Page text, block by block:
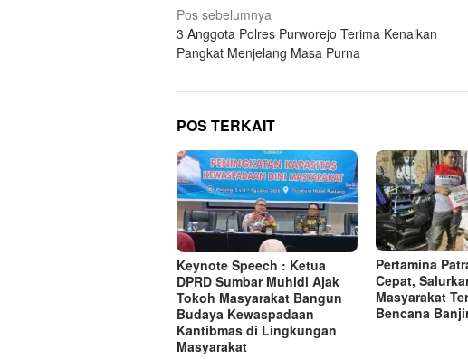
Navigasi
pos
Pos sebelumnya
3 Anggota Polres Purworejo Terima Kenaikan
Pangkat Menjelang Masa Purna
POS TERKAIT
Keynote Speech : Ketua
DPRD Sumbar Muhidi Ajak
Tokoh Masyarakat Bangun
Budaya Kewaspadaan
Kantibmas di Lingkungan
Masyarakat
Pertamina
Cepat,
Masyarakat
Bencana